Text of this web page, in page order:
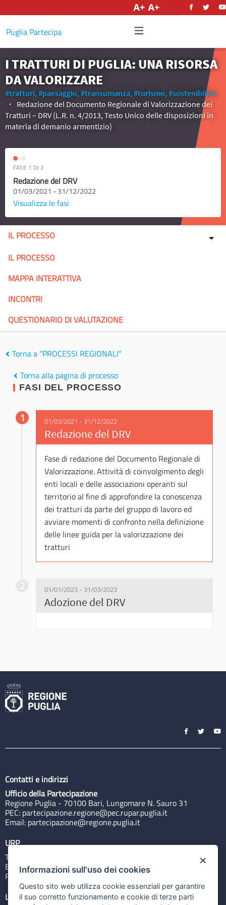
Puglia Partecipa
I TRATTURI DI PUGLIA: UNA RISORSA
DA VALORIZZARE
#tratturi,#paesaggio,#transumanza,#turismo,#sostenibilità
Redazione del Documento Regionale di Valorizzazione dei
Tratturi – DRV (L.R. n. 4/2013, Testo Unico delle disposizioni in
materia di demanio armentizio)
FASE 1 DI 2
Redazione del DRV
01/03/2021 - 31/12/2022
Visualizza le fasi
IL PROCESSO
IL PROCESSO
MAPPA INTERATTIVA
INCONTRI
QUESTIONARIO DI VALUTAZIONE
Torna a "PROCESSI REGIONALI"
Torna alla pagina di processo
FASI DEL PROCESSO
1 01/03/2021 - 31/12/2022
Redazione del DRV
Fase di redazione del Documento Regionale di
Valorizzazione. Attività di coinvolgimento degli
enti locali e delle associazioni operanti sul
territorio al fine di approfondire la conoscenza
dei tratturi da parte del gruppo di lavoro ed
avviare momenti di confronto nella definizione
delle linee guida per la valorizzazione dei
tratturi
2 01/01/2023 - 31/03/2023
Adozione del DRV
Contatti e indirizzi
Ufficio della Partecipazione
Regione Puglia - 70100 Bari, Lungomare N. Sauro 31
PEC: partecipazione.regione@pec.rupar.puglia.it
Email: partecipazione@regione.puglia.it
URP
Tel: 800713939
Email:quiregione@regione.puglia.it
Rubrica
Link utili
×
Informazioni sull'uso dei cookies
Questo sito web utilizza cookie essenziali per garantire
il suo corretto funzionamento e cookie di terze parti